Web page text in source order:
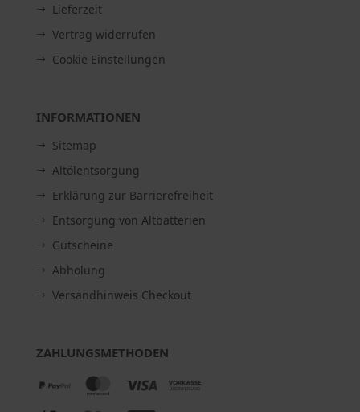
Lieferzeit
Vertrag widerrufen
Cookie Einstellungen
INFORMATIONEN
Sitemap
Altölentsorgung
Erklärung zur Barrierefreiheit
Entsorgung von Altbatterien
Gutscheine
Abholung
Versandhinweis Checkout
ZAHLUNGSMETHODEN